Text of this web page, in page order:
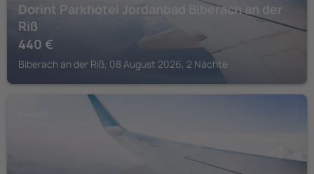
Dorint Parkhotel Jordanbad Biberach an der
Riß
440 €
Biberach an der Riß, 08 August 2026, 2 Nächte